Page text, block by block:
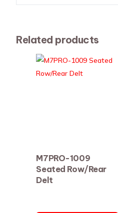
Related products
M7PRO-1009
Seated Row/Rear
Delt